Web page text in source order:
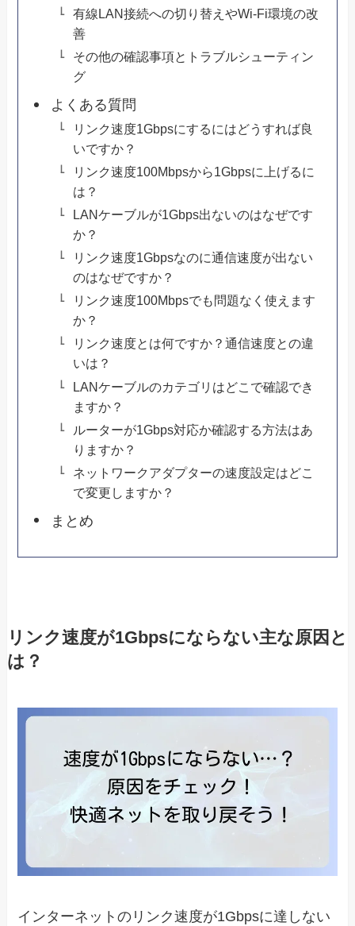
有線LAN接続への切り替えやWi-Fi環境の改
善
その他の確認事項とトラブルシューティン
グ
よくある質問
リンク速度1Gbpsにするにはどうすれば良
いですか？
リンク速度100Mbpsから1Gbpsに上げるに
は？
LANケーブルが1Gbps出ないのはなぜです
か？
リンク速度1Gbpsなのに通信速度が出ない
のはなぜですか？
リンク速度100Mbpsでも問題なく使えます
か？
リンク速度とは何ですか？通信速度との違
いは？
LANケーブルのカテゴリはどこで確認でき
ますか？
ルーターが1Gbps対応か確認する方法はあ
りますか？
ネットワークアダプターの速度設定はどこ
で変更しますか？
まとめ
リンク速度が1Gbpsにならない主な原因と
は？
インターネットのリンク速度が1Gbpsに達しない